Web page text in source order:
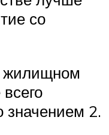
со
жилищном
значением 2.